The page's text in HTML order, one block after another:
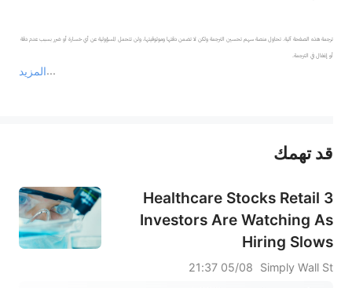
المزيد
ترجمة هذه الصفحة آلية. تحاول منصة سهم تحسين الترجمة ولكن لا تضمن دقتها وموثوقيتها، ولن تتحمل المسؤولية عن أي خسارة أو ضرر بسبب عدم دقة
أو إغفال في الترجمة.
عند الضرورة، يرجى استشارة مستشار استثمار محترف. لا تقدم منصة سهم أي مشورة استثمارية، ولا تقدم أي التزامات أو ضمانات.
قد تهمك
3 Healthcare Stocks Retail
Investors Are Watching As
Hiring Slows
Simply Wall St
05/08 21:37